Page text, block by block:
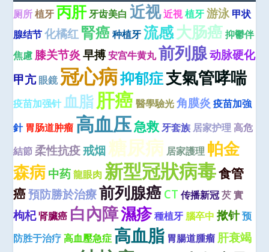
厕所 植牙 丙肝牙齿美白 近视近視 植牙 游泳 甲状
腺结节 化橘红腎癌 种植牙 流感大肠癌 抑鬱伴
焦慮 膝关节炎早搏安宫牛黄丸前列腺动脉硬化
甲亢 眼鏡 冠心病抑郁症支氣管哮喘
疫苗加强针 血脂肝癌 醫學驗光 角膜炎 疫苗加強
針 胃肠道肿瘤 高血压急救 牙套族 居家护理 高危
結節 柔性抗疫戒烟糖尿病 居家護理 帕金
森病中药 龍眼肉 新型冠狀病毒食管
癌預防勝於治療前列腺癌CT 传播新冠 芡 實
枸杞肾臟癌 白內障濕疹種植牙 腦卒中 揿针预
防胜于治疗 高血壓急症 高血脂 胃腸道腫瘤 肝衰竭